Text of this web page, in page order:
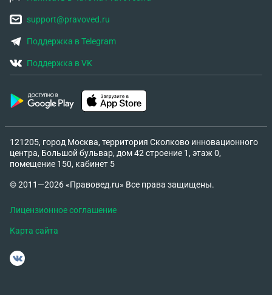
support@pravoved.ru
Поддержка в Telegram
Поддержка в VK
121205, город Москва, территория Сколково инновационного
центра, Большой бульвар, дом 42 строение 1, этаж 0,
помещение 150, кабинет 5
© 2011—2026 «Правовед.ru» Все права защищены.
Лицензионное соглашение
Карта сайта